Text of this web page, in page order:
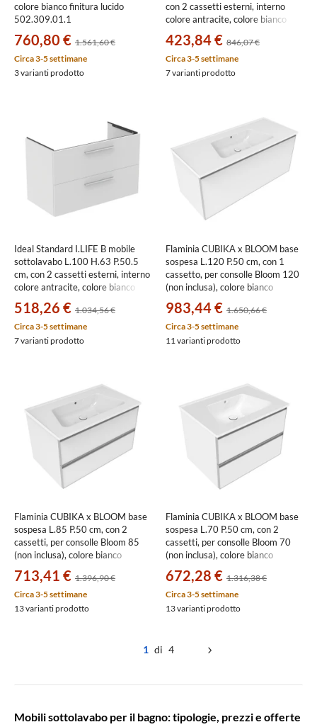
colore bianco finitura lucido
502.309.01.1
760,80 € 1.561,60 €
Circa 3-5 settimane
3 varianti prodotto
con 2 cassetti esterni, interno
colore antracite, colore bianco
423,84 € 846,07 €
Circa 3-5 settimane
7 varianti prodotto
Ideal Standard I.LIFE B mobile
sottolavabo L.100 H.63 P.50.5
cm, con 2 cassetti esterni, interno
colore antracite, colore bianco
518,26 € 1.034,56 €
Circa 3-5 settimane
7 varianti prodotto
Flaminia CUBIKA x BLOOM base
sospesa L.120 P.50 cm, con 1
cassetto, per consolle Bloom 120
(non inclusa), colore bianco
983,44 € 1.650,66 €
Circa 3-5 settimane
11 varianti prodotto
Flaminia CUBIKA x BLOOM base
sospesa L.85 P.50 cm, con 2
cassetti, per consolle Bloom 85
(non inclusa), colore bianco
713,41 € 1.396,90 €
Circa 3-5 settimane
13 varianti prodotto
Flaminia CUBIKA x BLOOM base
sospesa L.70 P.50 cm, con 2
cassetti, per consolle Bloom 70
(non inclusa), colore bianco
672,28 € 1.316,38 €
Circa 3-5 settimane
13 varianti prodotto
1 di 4
Mobili sottolavabo per il bagno: tipologie, prezzi e offerte